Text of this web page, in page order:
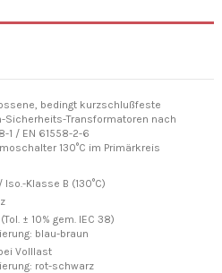
bedingt kurzschlußfeste
Sicherheits-Transformatoren nach
1 / EN 61558-2-6
130°C im Primärkreis
Iso.-Klasse B (130°C)
± 10% gem. IEC 38)
blau-braun
Volllast
rot-schwarz